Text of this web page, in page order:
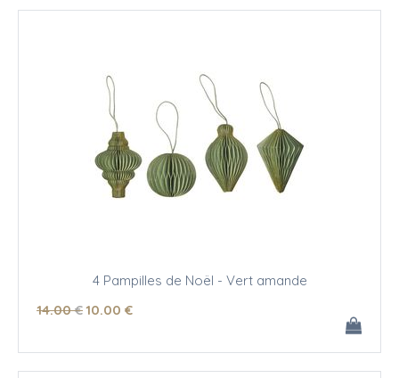
4 Pampilles de Noël - Vert amande
14.00 €10.00 €